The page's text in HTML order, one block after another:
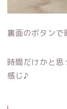
裏面のボタンで
時間だけかと思
感じ♪